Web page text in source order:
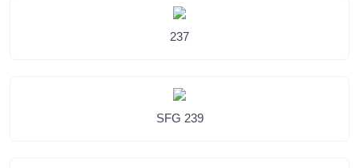
237
SFG 239